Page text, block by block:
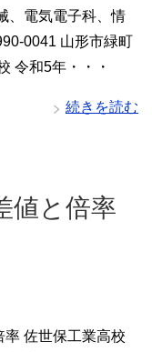
、電気電子科、情
0041 山形市緑町
令和5年・・・
続きを読む
値と倍率
佐世保工業高校